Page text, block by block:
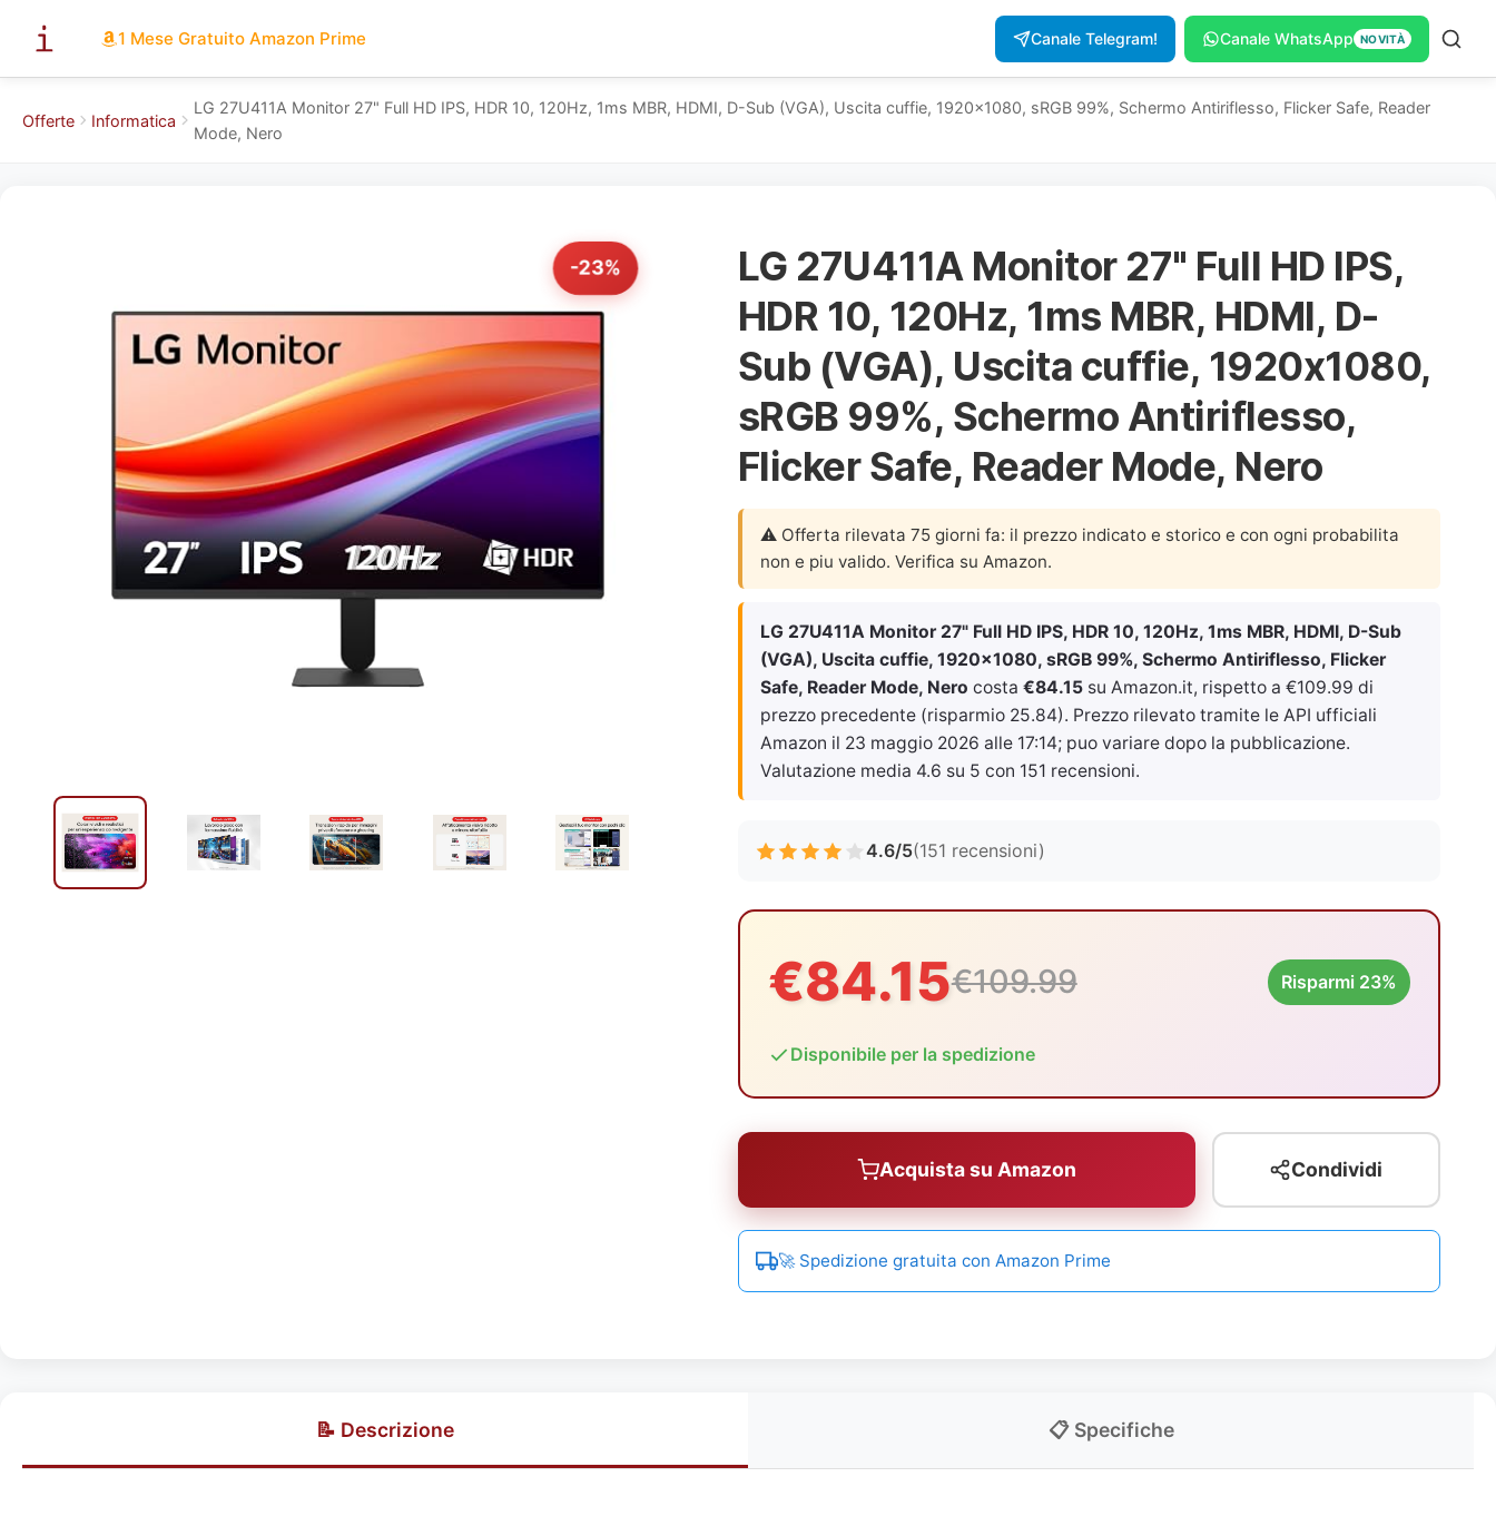
1 Mese Gratuito Amazon Prime Canale Telegram! Canale WhatsApp NOVITÀ
Offerte Informatica
LG 27U411A Monitor 27" Full HD IPS, HDR 10, 120Hz, 1ms MBR, HDMI, D-Sub (VGA), Uscita cuffie, 1920x1080, sRGB 99%, Schermo Antiriflesso, Flicker Safe, Reader
Mode, Nero
-23%
LG 27U411A Monitor 27" Full HD IPS,
HDR 10, 120Hz, 1ms MBR, HDMI, D-
Sub (VGA), Uscita cuffie, 1920x1080,
sRGB 99%, Schermo Antiriflesso,
Flicker Safe, Reader Mode, Nero
⚠️ Offerta rilevata 75 giorni fa: il prezzo indicato e storico e con ogni probabilita
non e piu valido. Verifica su Amazon.
LG 27U411A Monitor 27" Full HD IPS, HDR 10, 120Hz, 1ms MBR, HDMI, D-Sub
(VGA), Uscita cuffie, 1920x1080, sRGB 99%, Schermo Antiriflesso, Flicker
Safe, Reader Mode, Nero costa €84.15su Amazon.it, rispetto a €109.99 di
prezzo precedente (risparmio 25.84). Prezzo rilevato tramite le API ufficiali
Amazon il 23 maggio 2026 alle 17:14; puo variare dopo la pubblicazione.
Valutazione media 4.6 su 5 con 151 recensioni.
4.6/5(151 recensioni)
€84.15€109.99 Risparmi 23%
Disponibile per la spedizione
Acquista su Amazon Condividi
🚀 Spedizione gratuita con Amazon Prime
📝 Descrizione 📋 Specifiche